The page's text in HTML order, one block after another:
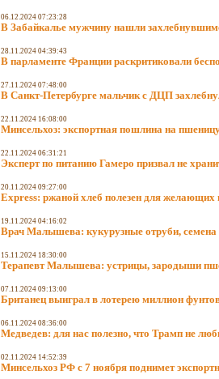
06.12.2024 07:23:28
В Забайкалье мужчину нашли
28.11.2024 04:39:43
В парламенте Франции раскритиковали
27.11.2024 07:48:00
В Санкт-Петербурге мальчик с ДЦП
22.11.2024 16:08:00
Минсельхоз: экспортная пошлина на
22.11.2024 06:31:21
Эксперт по питанию Гамеро призвал не
20.11.2024 09:27:00
Express: ржаной хлеб полезен для желающих
19.11.2024 04:16:02
Врач Малышева: кукурузные отруби, семена
15.11.2024 18:30:00
Терапевт Малышева: устрицы, зародыши
07.11.2024 09:13:00
Британец выиграл в лотерею миллион
06.11.2024 08:36:00
Медведев: для нас полезно, что Трамп не
02.11.2024 14:52:39
Минсельхоз РФ с 7 ноября поднимет